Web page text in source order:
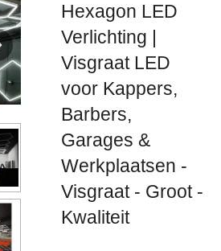
Hexagon LED
Verlichting |
Visgraat LED
voor Kappers,
Barbers,
Garages &
Werkplaatsen -
Visgraat - Groot -
Kwaliteit